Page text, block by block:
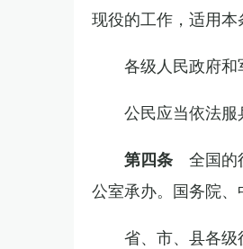
现役的工作，适用本
各级人民政府和
公民应当依法服
第四条 全国的
公室承办。国务院、
省、市、县各